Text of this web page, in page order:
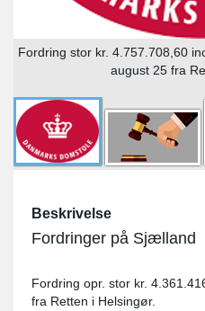
Fordring stor kr. 4.757.708,60
august 25 fra
Beskrivelse
Fordringer på Sjælland
Fordring opr. stor kr.
fra Retten i Helsingør.